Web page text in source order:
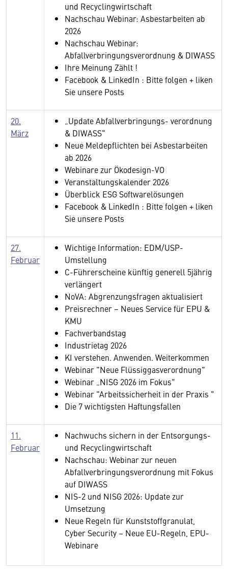
und Recyclingwirtschaft
Nachschau Webinar: Asbestarbeiten ab
2026
Nachschau Webinar:
Abfallverbringungsverordnung & DIWASS
Ihre Meinung Zählt !
Facebook & LinkedIn : Bitte folgen + liken
Sie unsere Posts
20.
März
„Update Abfallverbringungs- verordnung
& DIWASS"
Neue Meldepflichten bei Asbestarbeiten
ab 2026
Webinare zur Ökodesign-VO
Veranstaltungskalender 2026
Überblick ESG Softwarelösungen
Facebook & LinkedIn : Bitte folgen + liken
Sie unsere Posts
27.
Februar
Wichtige Information: EDM/USP-
Umstellung
C-Führerscheine künftig generell 5jährig
verlängert
NoVA: Abgrenzungsfragen aktualisiert
Preisrechner – Neues Service für EPU &
KMU
Fachverbandstag
Industrietag 2026
KI verstehen. Anwenden. Weiterkommen
Webinar "Neue Flüssiggasverordnung"
Webinar „NISG 2026 im Fokus"
Webinar "Arbeitssicherheit in der Praxis "
Die 7 wichtigsten Haftungsfallen
11.
Februar
Nachwuchs sichern in der Entsorgungs-
und Recyclingwirtschaft
Nachschau: Webinar zur neuen
Abfallverbringungsverordnung mit Fokus
auf DIWASS
NIS-2 und NISG 2026: Update zur
Umsetzung
Neue Regeln für Kunststoffgranulat,
Cyber Security – Neue EU-Regeln, EPU-
Webinare